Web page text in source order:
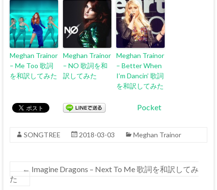
Meghan Trainor
– Me Too 歌詞
を和訳してみた
Meghan Trainor
– NO 歌詞を和
訳してみた
Meghan Trainor
– Better When
I’m Dancin’ 歌詞
を和訳してみた
Pocket
SONGTREE 2018-03-03 Meghan Trainor
← Imagine Dragons – Next To Me 歌詞を和訳してみ
た